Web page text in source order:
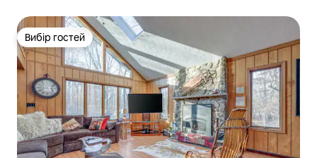
Вибір гостей
Вибір гостей